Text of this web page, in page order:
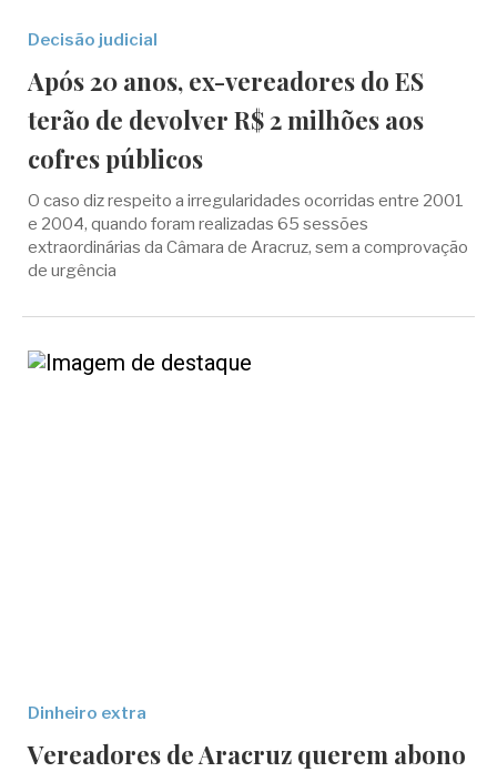
Decisão judicial
Após 20 anos, ex-vereadores do ES
terão de devolver R$ 2 milhões aos
cofres públicos
O caso diz respeito a irregularidades ocorridas entre 2001
e 2004, quando foram realizadas 65 sessões
extraordinárias da Câmara de Aracruz, sem a comprovação
de urgência
Dinheiro extra
Vereadores de Aracruz querem abono